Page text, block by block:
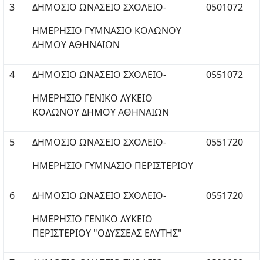
3
ΔΗΜΟΣΙΟ ΩΝΑΣΕΙΟ ΣΧΟΛΕΙΟ-
ΗΜΕΡΗΣΙΟ ΓΥΜΝΑΣΙΟ ΚΟΛΩΝΟΥ
ΔΗΜΟΥ ΑΘΗΝΑΙΩΝ
0501072
4
ΔΗΜΟΣΙΟ ΩΝΑΣΕΙΟ ΣΧΟΛΕΙΟ-
ΗΜΕΡΗΣΙΟ ΓΕΝΙΚΟ ΛΥΚΕΙΟ
ΚΟΛΩΝΟΥ ΔΗΜΟΥ ΑΘΗΝΑΙΩΝ
0551072
5
ΔΗΜΟΣΙΟ ΩΝΑΣΕΙΟ ΣΧΟΛΕΙΟ-
ΗΜΕΡΗΣΙΟ ΓΥΜΝΑΣΙΟ ΠΕΡΙΣΤΕΡΙΟΥ
0551720
6
ΔΗΜΟΣΙΟ ΩΝΑΣΕΙΟ ΣΧΟΛΕΙΟ-
ΗΜΕΡΗΣΙΟ ΓΕΝΙΚΟ ΛΥΚΕΙΟ
ΠΕΡΙΣΤΕΡΙΟΥ "ΟΔΥΣΣΕΑΣ ΕΛΥΤΗΣ"
0551720